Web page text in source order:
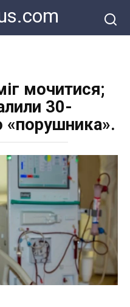
мочитися;
30-
«порушника».